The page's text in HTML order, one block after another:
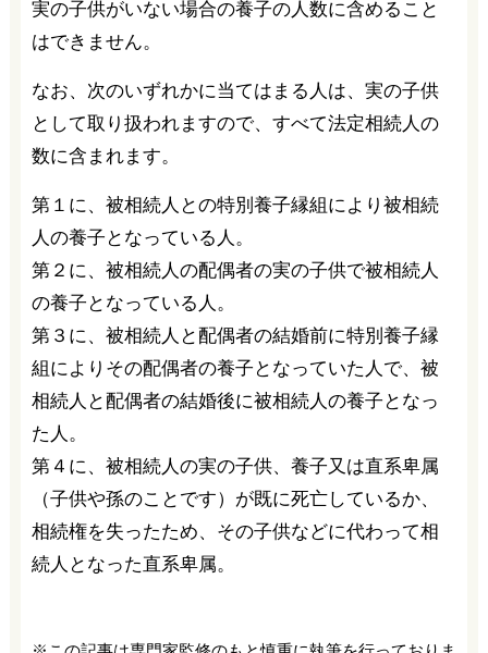
実の子供がいない場合の養子の人数に含めること
はできません。
なお、次のいずれかに当てはまる人は、実の子供
として取り扱われますので、すべて法定相続人の
数に含まれます。
第１に、被相続人との特別養子縁組により被相続
人の養子となっている人。
第２に、被相続人の配偶者の実の子供で被相続人
の養子となっている人。
第３に、被相続人と配偶者の結婚前に特別養子縁
組によりその配偶者の養子となっていた人で、被
相続人と配偶者の結婚後に被相続人の養子となっ
た人。
第４に、被相続人の実の子供、養子又は直系卑属
（子供や孫のことです）が既に死亡しているか、
相続権を失ったため、その子供などに代わって相
続人となった直系卑属。